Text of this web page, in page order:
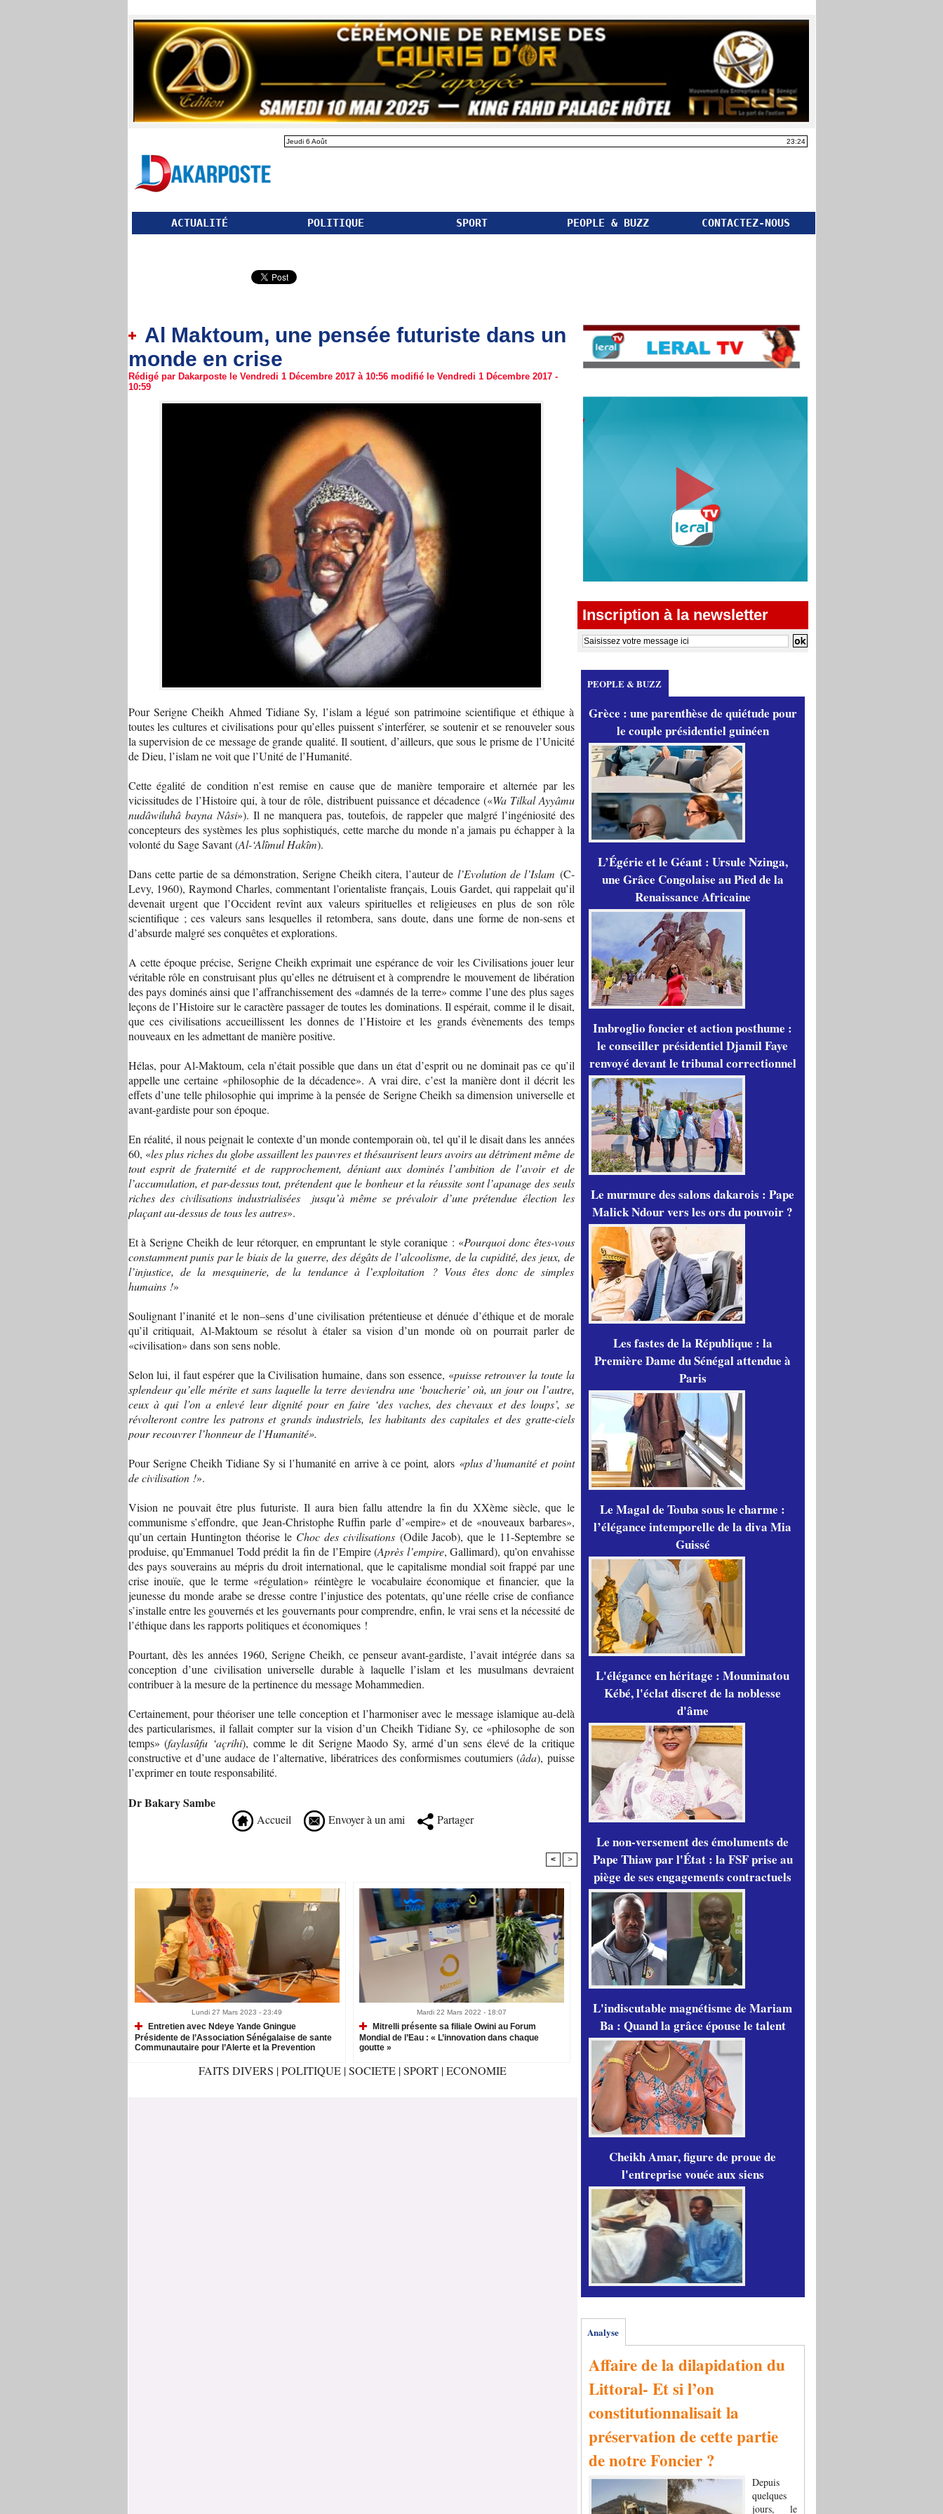
Jeudi 6 Août 23:24
ACTUALITÉ POLITIQUE SPORT PEOPLE & BUZZ CONTACTEZ-NOUS
Al Maktoum, une pensée futuriste dans un
monde en crise
Rédigé par Dakarposte le Vendredi 1 Décembre 2017 à 10:56 modifié le Vendredi 1 Décembre 2017 -
10:59
Pour Serigne Cheikh Ahmed Tidiane Sy, l’islam a légué son patrimoine scientifique et éthique à
toutes les cultures et civilisations pour qu’elles puissent s’interférer, se soutenir et se renouveler sous
la supervision de ce message de grande qualité. Il soutient, d’ailleurs, que sous le prisme de l’Unicité
de Dieu, l’islam ne voit que l’Unité de l’Humanité.
Cette égalité de condition n’est remise en cause que de manière temporaire et alternée par les
vicissitudes de l’Histoire qui, à tour de rôle, distribuent puissance et décadence («Wa Tilkal Ayyâmu
nudâwiluhâ bayna Nâsi»). Il ne manquera pas, toutefois, de rappeler que malgré l’ingéniosité des
concepteurs des systèmes les plus sophistiqués, cette marche du monde n’a jamais pu échapper à la
volonté du Sage Savant (Al-‘Alîmul Hakîm).
Dans cette partie de sa démonstration, Serigne Cheikh citera, l’auteur del’Evolution de l’Islam (C-
Levy, 1960), Raymond Charles, commentant l’orientaliste français, Louis Gardet, qui rappelait qu’il
devenait urgent que l’Occident revînt aux valeurs spirituelles et religieuses en plus de son rôle
scientifique ; ces valeurs sans lesquelles il retombera, sans doute, dans une forme de non-sens et
d’absurde malgré ses conquêtes et explorations.
A cette époque précise, Serigne Cheikh exprimait une espérance de voir les Civilisations jouer leur
véritable rôle en construisant plus qu’elles ne détruisent et à comprendre le mouvement de libération
des pays dominés ainsi que l’affranchissement des «damnés de la terre» comme l’une des plus sages
leçons de l’Histoire sur le caractère passager de toutes les dominations. Il espérait, comme il le disait,
que ces civilisations accueillissent les donnes de l’Histoire et les grands évènements des temps
nouveaux en les admettant de manière positive.
Hélas, pour Al-Maktoum, cela n’était possible que dans un état d’esprit ou ne dominait pas ce qu’il
appelle une certaine «philosophie de la décadence». A vrai dire, c’est la manière dont il décrit les
effets d’une telle philosophie qui imprime à la pensée de Serigne Cheikh sa dimension universelle et
avant-gardiste pour son époque.
En réalité, il nous peignait le contexte d’un monde contemporain où, tel qu’il le disait dans les années
60, «les plus riches du globe assaillent les pauvres et thésaurisent leurs avoirs au détriment même de
tout esprit de fraternité et de rapprochement, déniant aux dominés l’ambition de l’avoir et de
l’accumulation, et par-dessus tout, prétendent que le bonheur et la réussite sont l’apanage des seuls
riches des civilisations industrialisées jusqu’à même se prévaloir d’une prétendue élection les
plaçant au-dessus de tous les autres».
Et à Serigne Cheikh de leur rétorquer, en empruntant le style coranique : «Pourquoi donc êtes-vous
constamment punis par le biais de la guerre, des dégâts de l’alcoolisme, de la cupidité, des jeux, de
l’injustice, de la mesquinerie, de la tendance à l’exploitation ? Vous êtes donc de simples
humains !»
Soulignant l’inanité et le non–sens d’une civilisation prétentieuse et dénuée d’éthique et de morale
qu’il critiquait, Al-Maktoum se résolut à étaler sa vision d’un monde où on pourrait parler de
«civilisation» dans son sens noble.
Selon lui, il faut espérer que la Civilisation humaine, dans son essence, «puisse retrouver la toute la
splendeur qu’elle mérite et sans laquelle la terre deviendra une ‘boucherie’ où, un jour ou l’autre,
ceux à qui l’on a enlevé leur dignité pour en faire ‘des vaches, des chevaux et des loups’, se
révolteront contre les patrons et grands industriels, les habitants des capitales et des gratte-ciels
pour recouvrer l’honneur de l’Humanité».
Pour Serigne Cheikh Tidiane Sy si l’humanité en arrive à ce point, alors «plus d’humanité et point
de civilisation !».
Vision ne pouvait être plus futuriste. Il aura bien fallu attendre la fin du XXème siècle, que le
communisme s’effondre, que Jean-Christophe Ruffin parle d’«empire» et de «nouveaux barbares»,
qu’un certain Huntington théorise le Choc des civilisations(Odile Jacob), que le 11-Septembre se
produise, qu’Emmanuel Todd prédit la fin de l’Empire (Après l’empire, Gallimard), qu’on envahisse
des pays souverains au mépris du droit international, que le capitalisme mondial soit frappé par une
crise inouïe, que le terme «régulation» réintègre le vocabulaire économique et financier, que la
jeunesse du monde arabe se dresse contre l’injustice des potentats, qu’une réelle crise de confiance
s’installe entre les gouvernés et les gouvernants pour comprendre, enfin, le vrai sens et la nécessité de
l’éthique dans les rapports politiques et économiques !
Pourtant, dès les années 1960, Serigne Cheikh, ce penseur avant-gardiste, l’avait intégrée dans sa
conception d’une civilisation universelle durable à laquelle l’islam et les musulmans devraient
contribuer à la mesure de la pertinence du message Mohammedien.
Certainement, pour théoriser une telle conception et l’harmoniser avec le message islamique au-delà
des particularismes, il fallait compter sur la vision d’un Cheikh Tidiane Sy, ce «philosophe de son
temps» (faylasûfu ‘açrihi), comme le dit Serigne Maodo Sy, armé d’un sens élevé de la critique
constructive et d’une audace de l’alternative, libératrices des conformismes coutumiers (âda), puisse
l’exprimer en toute responsabilité.
Dr Bakary Sambe
Accueil Envoyer à un ami Partager
< >
Lundi 27 Mars 2023 - 23:49
Entretien avec Ndeye Yande Gningue
Présidente de l’Association Sénégalaise de sante
Communautaire pour l’Alerte et la Prevention
Mardi 22 Mars 2022 - 18:07
Mitrelli présente sa filiale Owini au Forum
Mondial de l’Eau : « L’innovation dans chaque
goutte »
FAITS DIVERS |POLITIQUE |SOCIETE |SPORT |ECONOMIE
Inscription à la newsletter
PEOPLE & BUZZ
Grèce : une parenthèse de quiétude pour
le couple présidentiel guinéen
L’Égérie et le Géant : Ursule Nzinga,
une Grâce Congolaise au Pied de la
Renaissance Africaine
Imbroglio foncier et action posthume :
le conseiller présidentiel Djamil Faye
renvoyé devant le tribunal correctionnel
Le murmure des salons dakarois : Pape
Malick Ndour vers les ors du pouvoir ?
Les fastes de la République : la
Première Dame du Sénégal attendue à
Paris
Le Magal de Touba sous le charme :
l’élégance intemporelle de la diva Mia
Guissé
L'élégance en héritage : Mouminatou
Kébé, l'éclat discret de la noblesse
d'âme
Le non-versement des émoluments de
Pape Thiaw par l'État : la FSF prise au
piège de ses engagements contractuels
L'indiscutable magnétisme de Mariam
Ba : Quand la grâce épouse le talent
Cheikh Amar, figure de proue de
l'entreprise vouée aux siens
Analyse
Affaire de la dilapidation du
Littoral- Et si l’on
constitutionnalisait la
préservation de cette partie
de notre Foncier ?
Depuis
quelques
jours, le